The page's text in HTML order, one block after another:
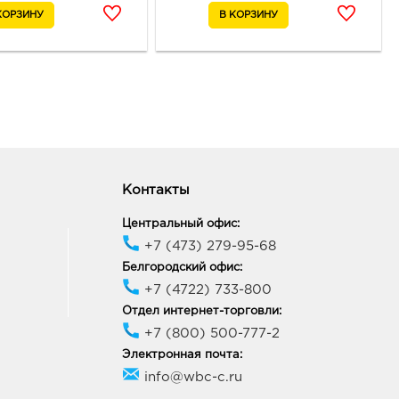
Линия-1: 610.0
9:00 - 20:00
Конева: 610.0 руб.
Белгородская обл, г
9:00 - 18:00
Контакты
Центральный офис:
+7 (473) 279-95-68
Белгородский офис:
+7 (4722) 733-800
Отдел интернет-торговли:
+7 (800) 500-777-2
Электронная почта:
info@wbc-c.ru